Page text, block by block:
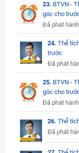
23. BTVN -
góc cho
Đã phát
24. Thể
trước
Đã phát
25. BTVN -
góc cho
Đã phát
26. Thể
Đã phát